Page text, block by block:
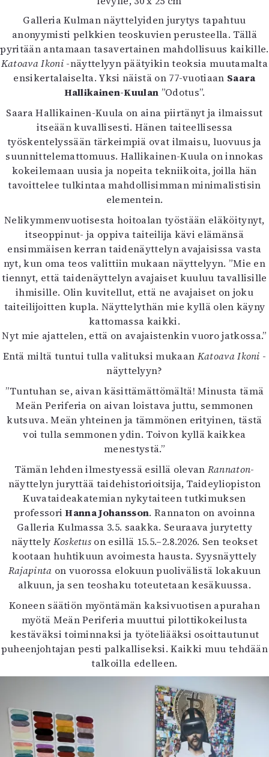
Galleria Kulman näyttelyiden jurytys tapahtuu
anonyymisti pelkkien teoskuvien perusteella. Tällä
pyritään antamaan tasavertainen mahdollisuus kaikille.
Katoava Ikoni -näyttelyyn päätyikin teoksia muutamalta
ensikertalaiselta. Yksi näistä on 77-vuotiaan Saara
Hallikainen-Kuulan ”Odotus”.
Saara Hallikainen-Kuula on aina piirtänyt ja ilmaissut
itseään kuvallisesti. Hänen taiteellisessa
työskentelyssään tärkeimpiä ovat ilmaisu, luovuus ja
suunnittelemattomuus. Hallikainen-Kuula on innokas
kokeilemaan uusia ja nopeita tekniikoita, joilla hän
tavoittelee tulkintaa mahdollisimman minimalistisin
elementein.
Nelikymmenvuotisesta hoitoalan työstään eläköitynyt,
itseoppinut- ja oppiva taiteilija kävi elämänsä
ensimmäisen kerran taidenäyttelyn avajaisissa vasta
nyt, kun oma teos valittiin mukaan näyttelyyn. ”Mie en
tiennyt, että taidenäyttelyn avajaiset kuuluu tavallisille
ihmisille. Olin kuvitellut, että ne avajaiset on joku
taiteilijoitten kupla. Näyttelythän mie kyllä olen käyny
kattomassa kaikki.
Nyt mie ajattelen, että on avajaistenkin vuoro jatkossa.”
Entä miltä tuntui tulla valituksi mukaan Katoava Ikoni -
näyttelyyn?
”Tuntuhan se, aivan käsittämättömältä! Minusta tämä
Meän Periferia on aivan loistava juttu, semmonen
kutsuva. Meän yhteinen ja tämmönen erityinen, tästä
voi tulla semmonen ydin. Toivon kyllä kaikkea
menestystä.”
Tämän lehden ilmestyessä esillä olevan Rannaton-
näyttelyn juryttää taidehistorioitsija, Taideyliopiston
Kuvataideakatemian nykytaiteen tutkimuksen
professoriHanna Johansson. Rannaton on avoinna
Galleria Kulmassa 3.5. saakka. Seuraava jurytetty
näyttely Kosketus on esillä 15.5.–2.8.2026. Sen teokset
kootaan huhtikuun avoimesta hausta. Syysnäyttely
Rajapinta on vuorossa elokuun puolivälistä lokakuun
alkuun, ja sen teoshaku toteutetaan kesäkuussa.
Koneen säätiön myöntämän kaksivuotisen apurahan
myötä Meän Periferia muuttui pilottikokeilusta
kestäväksi toiminnaksi ja työteliääksi osoittautunut
puheenjohtajan pesti palkalliseksi. Kaikki muu tehdään
talkoilla edelleen.